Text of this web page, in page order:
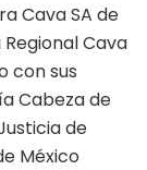
Cava SA de
Cava
con sus
Cabeza de
de
México